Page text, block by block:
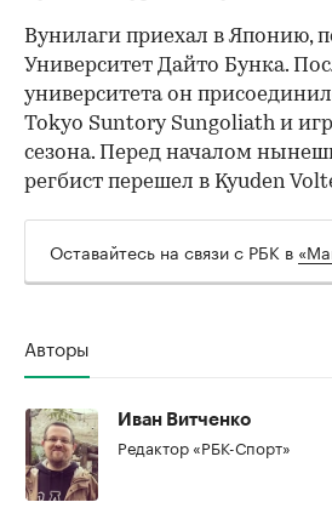
Вунилаги приехал в Японию,
Университет Дайто Бунка.
университета он
Tokyo Suntory Sungoliath и
сезона. Перед началом
регбист перешел в Kyuden
Оставайтесь на связи с РБК в
Авторы
Иван Витченко
Редактор «РБК-Спорт»